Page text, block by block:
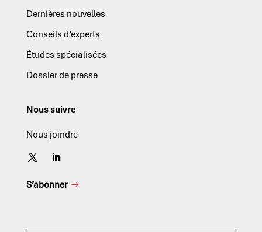
Dernières nouvelles
Conseils d’experts
Études spécialisées
Dossier de presse
Nous suivre
Nous joindre
S’abonner